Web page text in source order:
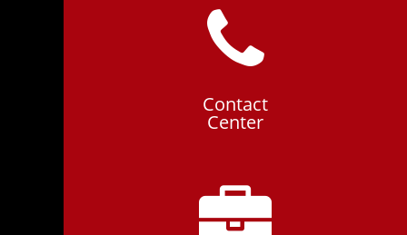
Contact
Center